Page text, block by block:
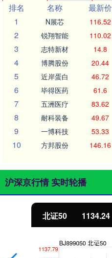
排名
名称 最新价
1
N展芯 116.52
2 锐翔智能 110.02
3 志特新材 14.8
4 博腾股份 20.44
5 近岸蛋白 46.72
6 毕得医药 61.6
7 五洲医疗 83.62
8 耐科装备 49.67
9 一博科技 53.33
10 方邦股份 146.16
沪深京行情 实时轮播
北证50 1134.24